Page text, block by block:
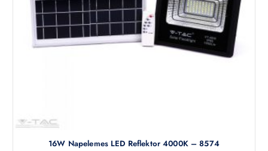
16W Napelemes LED Reflektor 4000K – 8574